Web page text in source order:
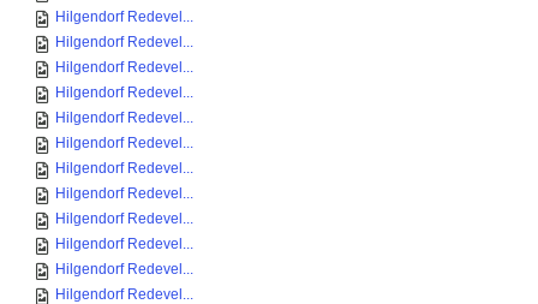
Hilgendorf Redevel...
Hilgendorf Redevel...
Hilgendorf Redevel...
Hilgendorf Redevel...
Hilgendorf Redevel...
Hilgendorf Redevel...
Hilgendorf Redevel...
Hilgendorf Redevel...
Hilgendorf Redevel...
Hilgendorf Redevel...
Hilgendorf Redevel...
Hilgendorf Redevel...